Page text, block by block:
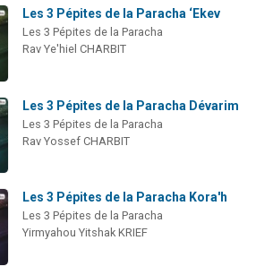
Les 3 Pépites de la Paracha ‘Ekev
Les 3 Pépites de la Paracha
Rav Ye'hiel CHARBIT
Les 3 Pépites de la Paracha Dévarim
Les 3 Pépites de la Paracha
Rav Yossef CHARBIT
Les 3 Pépites de la Paracha Kora'h
Les 3 Pépites de la Paracha
Yirmyahou Yitshak KRIEF